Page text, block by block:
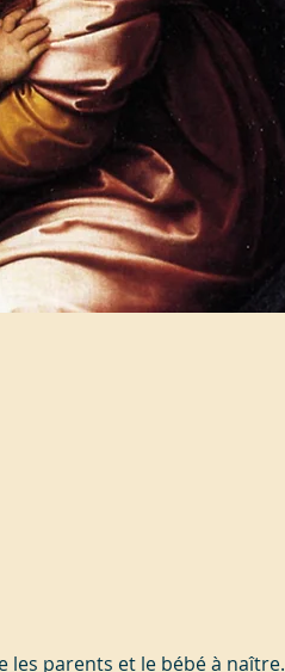
parents et le bébé à naître.